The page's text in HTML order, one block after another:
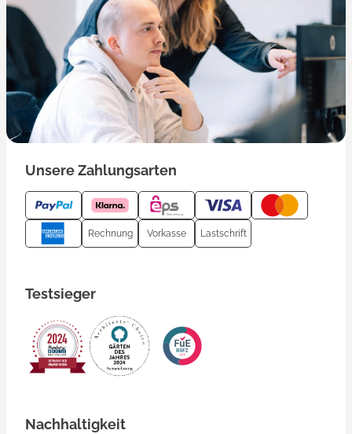
Unsere Zahlungsarten
Rechnung Vorkasse Lastschrift
Testsieger
Nachhaltigkeit